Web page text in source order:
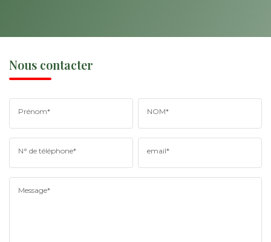
Nous contacter
Prénom* NOM*
N° de téléphone* email*
Message*